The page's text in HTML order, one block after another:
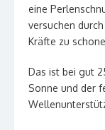
eine
versuchen
Kräfte zu
Das ist bei gut
Sonne und der